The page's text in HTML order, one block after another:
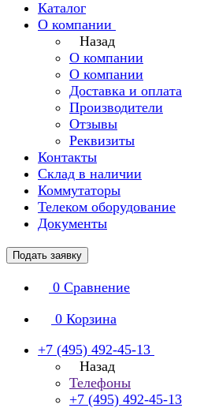
Каталог
О компании
Назад
О компании
О компании
Доставка и оплата
Производители
Отзывы
Реквизиты
Контакты
Склад в наличии
Коммутаторы
Телеком оборудование
Документы
Подать заявку
0 Сравнение
0 Корзина
+7 (495) 492-45-13
Назад
Телефоны
+7 (495) 492-45-13